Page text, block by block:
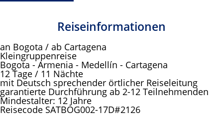
Reiseinformationen
an Bogota / ab Cartagena
Kleingruppenreise
Bogota - Armenia - Medellín - Cartagena
12 Tage / 11 Nächte
mit Deutsch sprechender örtlicher Reiseleitung
garantierte Durchführung ab 2-12 Teilnehmenden
Mindestalter: 12 Jahre
Reisecode SATBOG002-17D#2126